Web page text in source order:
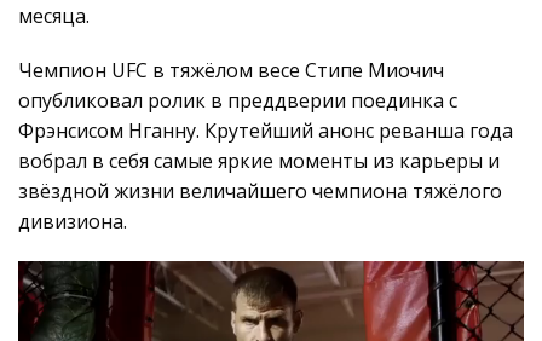
месяца.
Чемпион UFC в тяжёлом весе Стипе Миочич
опубликовал ролик в преддверии поединка с
Фрэнсисом Нганну. Крутейший анонс реванша года
вобрал в себя самые яркие моменты из карьеры и
звёздной жизни величайшего чемпиона тяжёлого
дивизиона.
Видеоплеер